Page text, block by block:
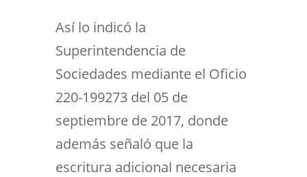
Así lo indicó la
Superintendencia de
Sociedades mediante el Oficio
220-199273 del 05 de
septiembre de 2017, donde
además señaló que la
escritura adicional necesaria